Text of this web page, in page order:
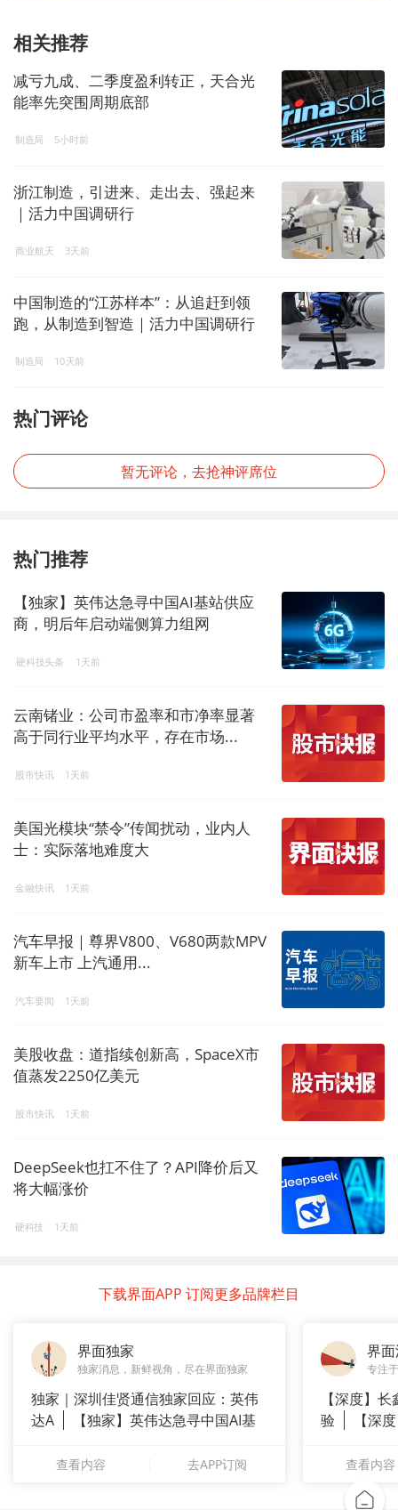
相关推荐
减亏九成、二季度盈利转正，天合光
能率先突围周期底部
制造局 5小时前
浙江制造，引进来、走出去、强起来
｜活力中国调研行
商业航天 3天前
中国制造的“江苏样本”：从追赶到领
跑，从制造到智造｜活力中国调研行
制造局 10天前
热门评论
暂无评论，去抢神评席位
热门推荐
【独家】英伟达急寻中国AI基站供应
商，明后年启动端侧算力组网
硬科技头条 1天前
云南锗业：公司市盈率和市净率显著
高于同行业平均水平，存在市场...
股市快讯 1天前
美国光模块“禁令”传闻扰动，业内人
士：实际落地难度大
金融快讯 1天前
汽车早报｜尊界V800、V680两款MPV
新车上市 上汽通用...
汽车要闻 1天前
美股收盘：道指续创新高，SpaceX市
值蒸发2250亿美元
股市快讯 1天前
DeepSeek也扛不住了？API降价后又
将大幅涨价
硬科技 1天前
下载界面APP 订阅更多品牌栏目
界面独家
独家消息，新鲜视角，尽在界面独家
独家｜深圳佳贤通信独家回应：英伟
达A
【独家】英伟达急寻中国AI基
查看内容 去APP订阅
界
专注
【深度】
验
【深
查看内容